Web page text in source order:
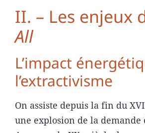
II. – Les enjeux
All
L’impact
l’extractivisme
On assiste depuis la fin du
une explosion de la demande